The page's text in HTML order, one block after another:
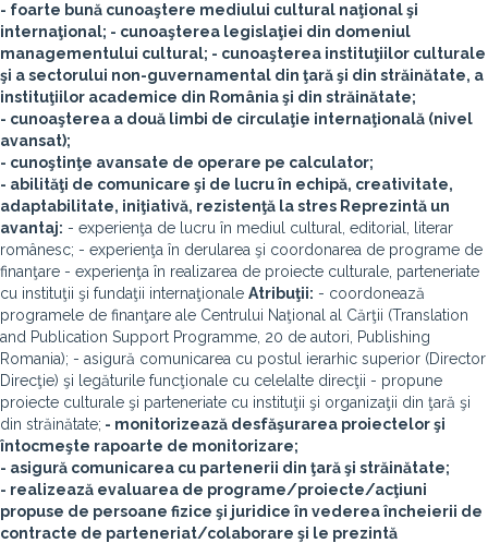
- foarte bună cunoaştere mediului cultural naţional şi
internaţional; - cunoaşterea legislaţiei din domeniul
managementului cultural; - cunoaşterea instituţiilor culturale
şi a sectorului non-guvernamental din ţară şi din străinătate, a
instituţiilor academice din România şi din străinătate;
- cunoaşterea a două limbi de circulaţie internaţională (nivel
avansat);
- cunoştinţe avansate de operare pe calculator;
- abilităţi de comunicare şi de lucru în echipă, creativitate,
adaptabilitate, iniţiativă, rezistenţă la stres Reprezintă un
avantaj: - experienţa de lucru în mediul cultural, editorial, literar
românesc; - experienţa în derularea şi coordonarea de programe de
finanţare - experienţa în realizarea de proiecte culturale, parteneriate
cu instituţii şi fundaţii internaţionale Atribuţii: - coordonează
programele de finanţare ale Centrului Naţional al Cărţii (Translation
and Publication Support Programme, 20 de autori, Publishing
Romania); - asigură comunicarea cu postul ierarhic superior (Director
Direcţie) şi legăturile funcţionale cu celelalte direcţii - propune
proiecte culturale şi parteneriate cu instituţii şi organizaţii din ţară şi
din străinătate; - monitorizează desfăşurarea proiectelor şi
întocmeşte rapoarte de monitorizare;
- asigură comunicarea cu partenerii din ţară şi străinătate;
- realizează evaluarea de programe/proiecte/acţiuni
propuse de persoane fizice şi juridice în vederea încheierii de
contracte de parteneriat/colaborare şi le prezintă